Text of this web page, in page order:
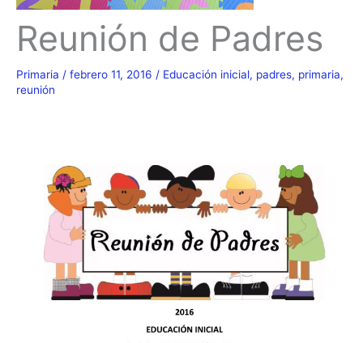
Reunión de Padres
Primaria / febrero 11, 2016 / Educación inicial, padres, primaria,
reunión